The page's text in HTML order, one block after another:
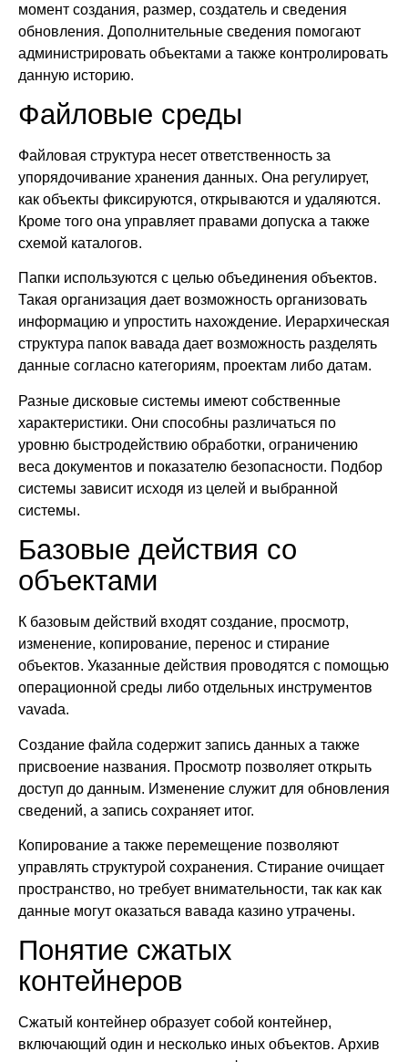
момент создания, размер, создатель и сведения
обновления. Дополнительные сведения помогают
администрировать объектами а также контролировать
данную историю.
Файловые среды
Файловая структура несет ответственность за
упорядочивание хранения данных. Она регулирует,
как объекты фиксируются, открываются и удаляются.
Кроме того она управляет правами допуска а также
схемой каталогов.
Папки используются с целью объединения объектов.
Такая организация дает возможность организовать
информацию и упростить нахождение. Иерархическая
структура папок вавада дает возможность разделять
данные согласно категориям, проектам либо датам.
Разные дисковые системы имеют собственные
характеристики. Они способны различаться по
уровню быстродействию обработки, ограничению
веса документов и показателю безопасности. Подбор
системы зависит исходя из целей и выбранной
системы.
Базовые действия со
объектами
К базовым действий входят создание, просмотр,
изменение, копирование, перенос и стирание
объектов. Указанные действия проводятся с помощью
операционной среды либо отдельных инструментов
vavada.
Создание файла содержит запись данных а также
присвоение названия. Просмотр позволяет открыть
доступ до данным. Изменение служит для обновления
сведений, а запись сохраняет итог.
Копирование а также перемещение позволяют
управлять структурой сохранения. Стирание очищает
пространство, но требует внимательности, так как как
данные могут оказаться вавада казино утрачены.
Понятие сжатых
контейнеров
Сжатый контейнер образует собой контейнер,
включающий один и несколько иных объектов. Архив